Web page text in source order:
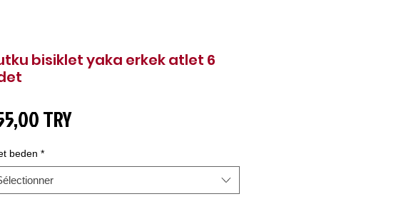
bisiklet yaka erkek atlet 6
TRYPrix
beden *